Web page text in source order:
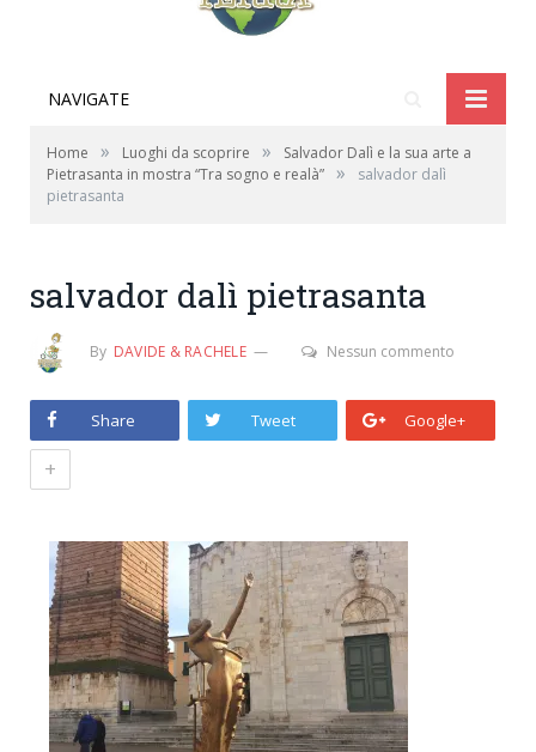
NAVIGATE
Home » Luoghi da scoprire »
Salvador Dalì e la sua arte a
Pietrasanta in mostra “Tra sogno e realà” »
salvador dalì
pietrasanta
salvador dalì pietrasanta
By DAVIDE & RACHELE Nessun commento
Share Tweet Google+
+